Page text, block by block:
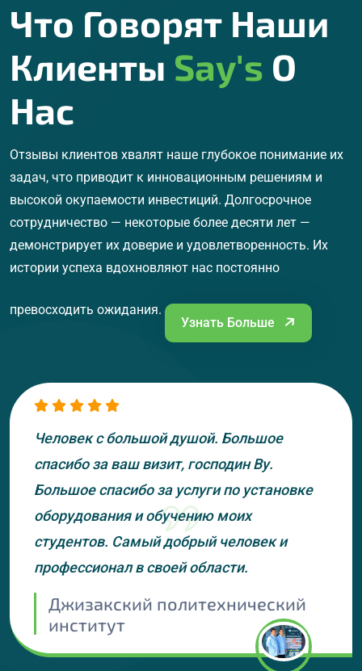
Что Говорят Наши
Клиенты Say's О
Нас
Отзывы клиентов хвалят наше глубокое понимание их
задач, что приводит к инновационным решениям и
высокой окупаемости инвестиций. Долгосрочное
сотрудничество — некоторые более десяти лет —
демонстрирует их доверие и удовлетворенность. Их
истории успеха вдохновляют нас постоянно
превосходить ожидания.
Узнать Больше
Человек с большой душой. Большое
спасибо за ваш визит, господин Ву.
Большое спасибо за услуги по установке
оборудования и обучению моих
студентов. Самый добрый человек и
профессионал в своей области.
Джизакский политехнический
институт